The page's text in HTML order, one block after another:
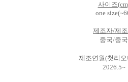
사이즈
one
제조자/제
중국/중국
제조연월(첫리
2026.5~